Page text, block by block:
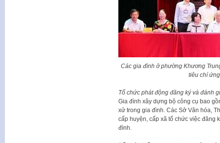
Các gia đình ở phường Khương
tiêu chí
Tổ chức phát động đăng ký và đánh
Gia đình xây dựng bộ công cụ bao
xử trong gia đình. Các Sở Văn hóa,
cấp huyện, cấp xã tổ chức việc đăng
đình.